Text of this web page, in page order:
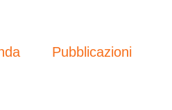
Pubblicazioni